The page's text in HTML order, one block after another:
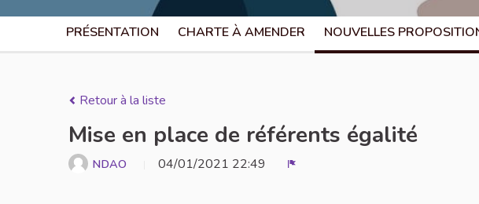
PRÉSENTATION CHARTE À AMENDER NOUVELLES
Retour à la liste
Mise en place de référents égalité
NDAO 04/01/2021 22:49